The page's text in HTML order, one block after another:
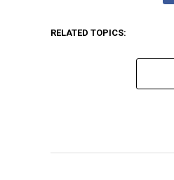
RELATED TOPICS: